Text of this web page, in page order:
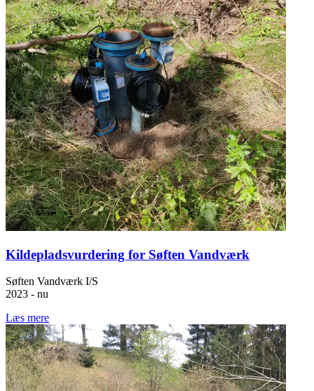
Kildepladsvurdering for Søften Vandværk
Søften Vandværk I/S
2023 - nu
Læs mere